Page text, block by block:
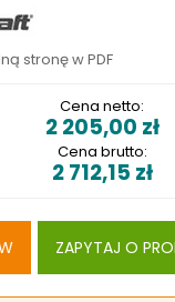
stronę w PDF
Cena netto:
2 205,00 zł
Cena brutto:
2 712,15 zł
ZAPYTAJ O